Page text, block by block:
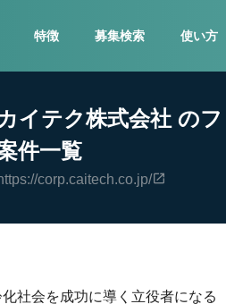
特徴 募集検索 使い方
カイテク株式会社 の
件一覧
corp.caitech.co.jp/
社会を成功に導く立役者になる